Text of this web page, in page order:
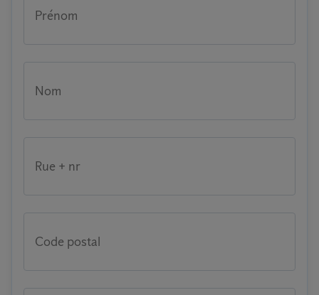
Prénom
Nom
Rue + nr
Code postal